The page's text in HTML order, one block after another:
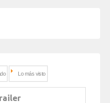
Lo más visto